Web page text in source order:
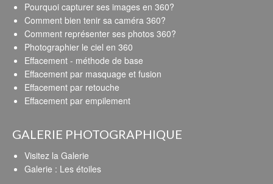
Pourquoi capturer ses images en 360?
Comment bien tenir sa caméra 360?
Comment représenter ses photos 360?
Photographier le ciel en 360
Effacement - méthode de base
Effacement par masquage et fusion
Effacement par retouche
Effacement par empilement
GALERIE PHOTOGRAPHIQUE
Visitez la Galerie
Galerie : Les étoiles